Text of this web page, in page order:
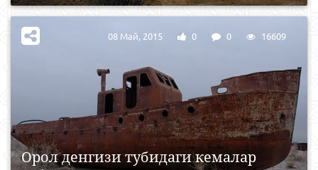
Орол денгизи тубидаги кемалар
08 Май, 2015 0 0 16609